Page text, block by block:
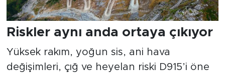
Riskler aynı anda ortaya çıkıyor
Yüksek rakım, yoğun sis, ani hava
değişimleri, çığ ve heyelan riski D915’i öne